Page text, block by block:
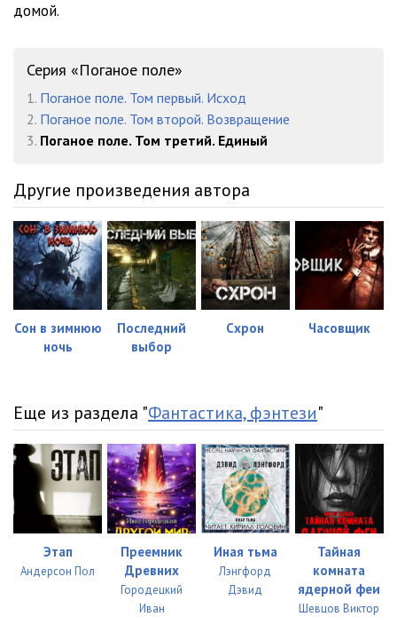
домой.
Серия «Поганое поле»
1. Поганое поле. Том первый. Исход
2. Поганое поле. Том второй. Возвращение
3. Поганое поле. Том третий. Единый
Другие произведения автора
Сон в зимнюю
ночь
Последний
выбор
Схрон Часовщик
Еще из раздела "Фантастика, фэнтези"
Этап
Андерсон Пол
Преемник
Древних
Городецкий
Иван
Иная тьма
Лэнгфорд
Дэвид
Тайная
комната
ядерной феи
Шевцов Виктор